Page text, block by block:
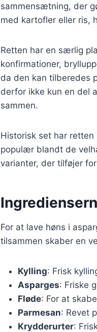
sammensætning, der
med kartofler eller ris,
Retten har en særlig
konfirmationer,
da den kan tilberedes
derfor ikke kun en del
sammen.
Historisk set har
populær blandt de
varianter, der tilføjer
For at lave høns i
tilsammen skaber en
Kylling: Frisk
Asparges: Friske
Fløde: For at
Parmesan: Revet
Krydderurter: